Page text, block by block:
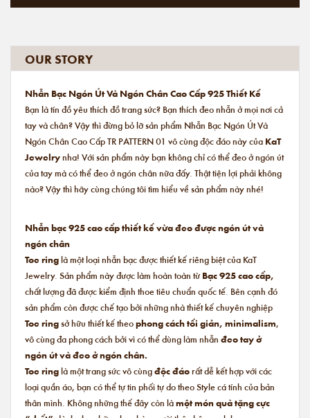
OUR STORY
Nhẫn Bạc Ngón Út Và Ngón Chân Cao Cấp 925 Thiết Kế
Bạn là tín đồ yêu thích đồ trang sức? Bạn thích đeo nhẫn ở mọi nơi cả
tay và chân? Vậy thì đừng bỏ lỡ sản phẩm Nhẫn Bạc Ngón Út Và
Ngón Chân Cao Cấp TR PATTERN 01 vô cùng độc đáo này của KaT
Jewelrynha! Với sản phẩm này bạn không chỉ có thể đeo ở ngón út
của tay mà có thể đeo ở ngón chân nữa đấy. Thật tiện lợi phải không
nào? Vậy thì hãy cùng chúng tôi tìm hiểu về sản phẩm này nhé!
Nhẫn bạc 925 cao cấp thiết kế vừa đeo được ngón út và
ngón chân
Toe ringlà một loại nhẫn bạc được thiết kế riêng biệt của KaT
Jewelry. Sản phẩm này được làm hoàn toàn từ Bạc 925 cao cấp,
chất lượng đã được kiểm định thoe tiêu chuẩn quốc tế. Bên cạnh đó
sản phẩm còn được chế tạo bởi những nhà thiết kế chuyên nghiệp
Toe ringsở hữu thiết kế theophong cách tối giản, minimalism,
vô cùng đa phong cách bởi vì có thể dùng làm nhẫn đeo tay ở
ngón út và đeo ở ngón chân.
Toe ringlà một trang sức vô cùngđộc đáorất dễ kết hợp với các
loại quần áo, bạn có thể tự tin phối tự do theo Style cá tính của bản
thân mình. Không những thế đây còn làmột món quà tặng cực